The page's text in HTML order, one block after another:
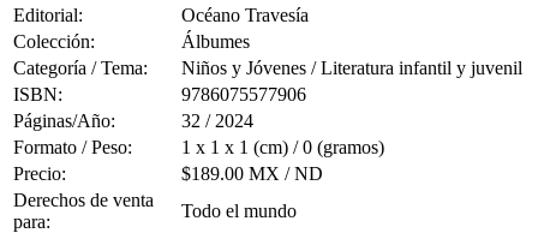
Editorial:
Océano Travesía
Colección:
Álbumes
Categoría / Tema:
Niños y Jóvenes / Literatura infantil y juvenil
ISBN:
9786075577906
Páginas/Año:
32 / 2024
Formato / Peso:
1 x 1 x 1 (cm) / 0 (gramos)
Precio:
$189.00 MX / ND
Derechos de venta
para:
Todo el mundo